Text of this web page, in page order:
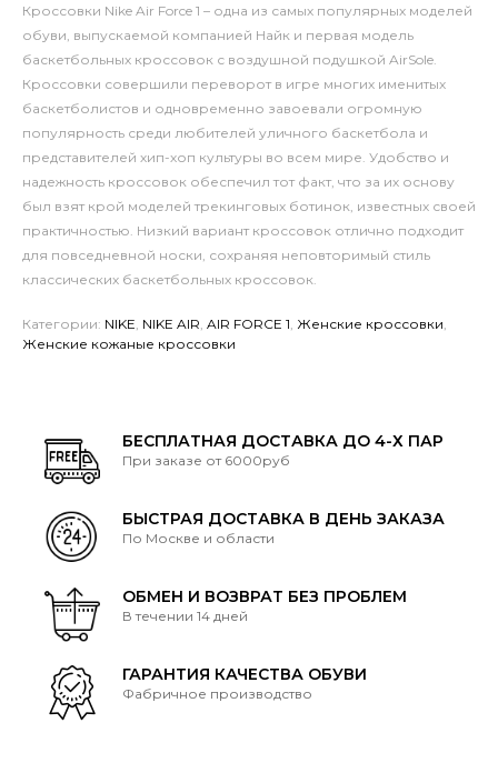
Кроссовки Nike Air Force 1 – одна из самых популярных моделей
обуви, выпускаемой компанией Найк и первая модель
баскетбольных кроссовок с воздушной подушкой AirSole.
Кроссовки совершили переворот в игре многих именитых
баскетболистов и одновременно завоевали огромную
популярность среди любителей уличного баскетбола и
представителей хип-хоп культуры во всем мире. Удобство и
надежность кроссовок обеспечил тот факт, что за их основу
был взят крой моделей трекинговых ботинок, известных своей
практичностью. Низкий вариант кроссовок отлично подходит
для повседневной носки, сохраняя неповторимый стиль
классических баскетбольных кроссовок.
Категории: NIKE NIKE AIR AIR FORCE 1 Женские кроссовки
Женские кожаные кроссовки
БЕСПЛАТНАЯ ДОСТАВКА ДО 4-Х ПАР
При заказе от 6000руб
БЫСТРАЯ ДОСТАВКА В ДЕНЬ ЗАКАЗА
По Москве и области
ОБМЕН И ВОЗВРАТ БЕЗ ПРОБЛЕМ
В течении 14 дней
ГАРАНТИЯ КАЧЕСТВА ОБУВИ
Фабричное производство